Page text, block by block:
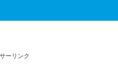
ーリンク